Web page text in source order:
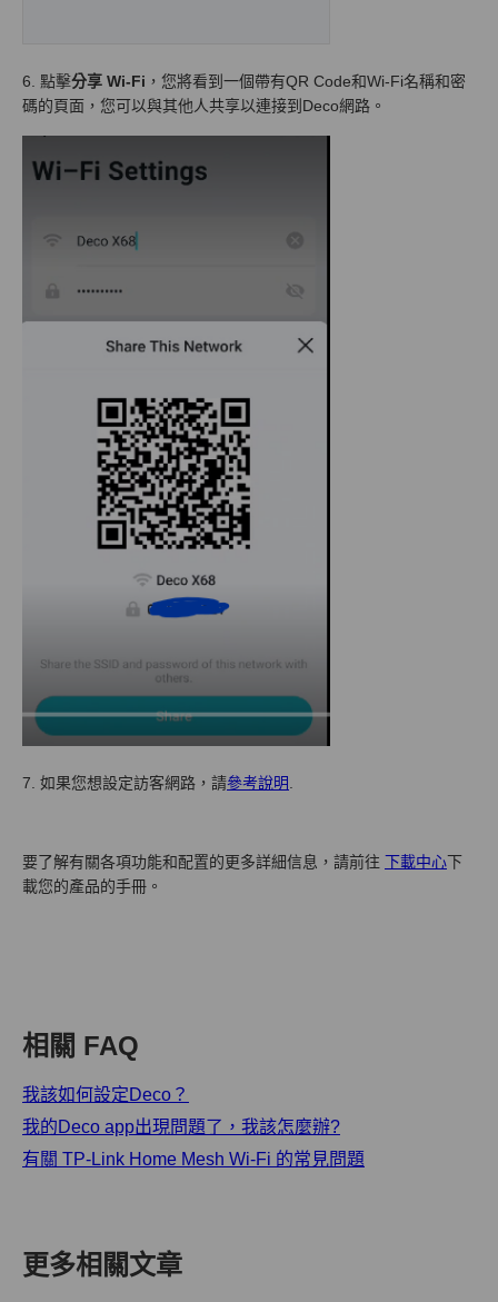
6. 點擊分享 Wi-Fi ，您將看到一個帶有QR Code和Wi-Fi名稱和密
碼的頁面，您可以與其他人共享以連接到Deco網路。
7. 如果您想設定訪客網路，請參考說明
要了解有關各項功能和配置的更多詳細信息，請前往 下載中心下
載您的產品的手冊。
相關 FAQ
我該如何設定Deco？
我的Deco app出現問題了，我該怎麼辦?
有關 TP-Link Home Mesh Wi-Fi 的常見問題
更多相關文章